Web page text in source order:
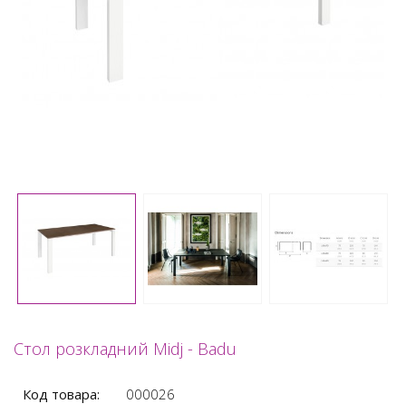
Стол розкладний Midj - Badu
Код товара:
000026